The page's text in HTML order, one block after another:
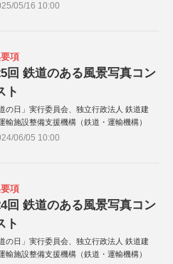
05/16 10:00
項
回 鉄道のある風景写真コン
ト
道の日」実行委員会、独立行政法人 鉄道建
輸施設整備支援機構（鉄道・運輸機構）
06/05 10:00
項
回 鉄道のある風景写真コン
ト
道の日」実行委員会、独立行政法人 鉄道建
輸施設整備支援機構（鉄道・運輸機構）